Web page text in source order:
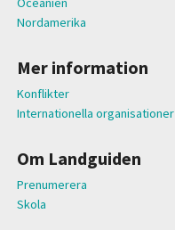
Nordamerika
Mer information
Konflikter
Internationella organisationer
Om Landguiden
Prenumerera
Skola